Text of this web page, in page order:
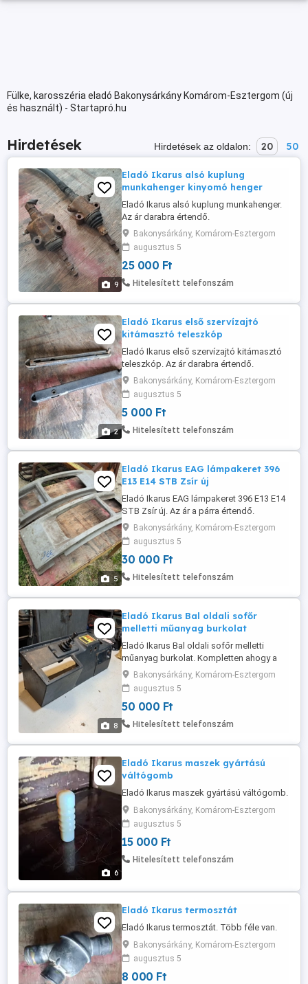
Fülke, karosszéria eladó Bakonysárkány Komárom-Esztergom (új
és használt) - Startapró.hu
Hirdetések Hirdetések az oldalon: 20 50
9
Eladó Ikarus alsó kuplung
munkahenger kinyomó henger
Eladó Ikarus alsó kuplung munkahenger.
Az ár darabra értendő.
Bakonysárkány, Komárom-Esztergom
augusztus 5
25 000 Ft
Hitelesített telefonszám
2
Eladó Ikarus első szervízajtó
kitámasztó teleszkóp
Eladó Ikarus első szervízajtó kitámasztó
teleszkóp. Az ár darabra értendő.
Bakonysárkány, Komárom-Esztergom
augusztus 5
5 000 Ft
Hitelesített telefonszám
5
Eladó Ikarus EAG lámpakeret 396
E13 E14 STB Zsír új
Eladó Ikarus EAG lámpakeret 396 E13 E14
STB Zsír új. Az ár a párra értendő.
Bakonysárkány, Komárom-Esztergom
augusztus 5
30 000 Ft
Hitelesített telefonszám
8
Eladó Ikarus Bal oldali sofőr
melletti műanyag burkolat
Eladó Ikarus Bal oldali sofőr melletti
műanyag burkolat. Kompletten ahogy a
képen van.
Bakonysárkány, Komárom-Esztergom
augusztus 5
50 000 Ft
Hitelesített telefonszám
6
Eladó Ikarus maszek gyártású
váltógomb
Eladó Ikarus maszek gyártású váltógomb.
Bakonysárkány, Komárom-Esztergom
augusztus 5
15 000 Ft
Hitelesített telefonszám
Eladó Ikarus termosztát
Eladó Ikarus termosztát. Több féle van.
Bakonysárkány, Komárom-Esztergom
augusztus 5
8 000 Ft